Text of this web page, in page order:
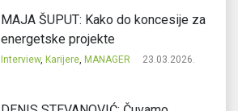
MAJA ŠUPUT: Kako do koncesije za
energetske projekte
Interview, Karijere, MANAGER 23.03.2026.